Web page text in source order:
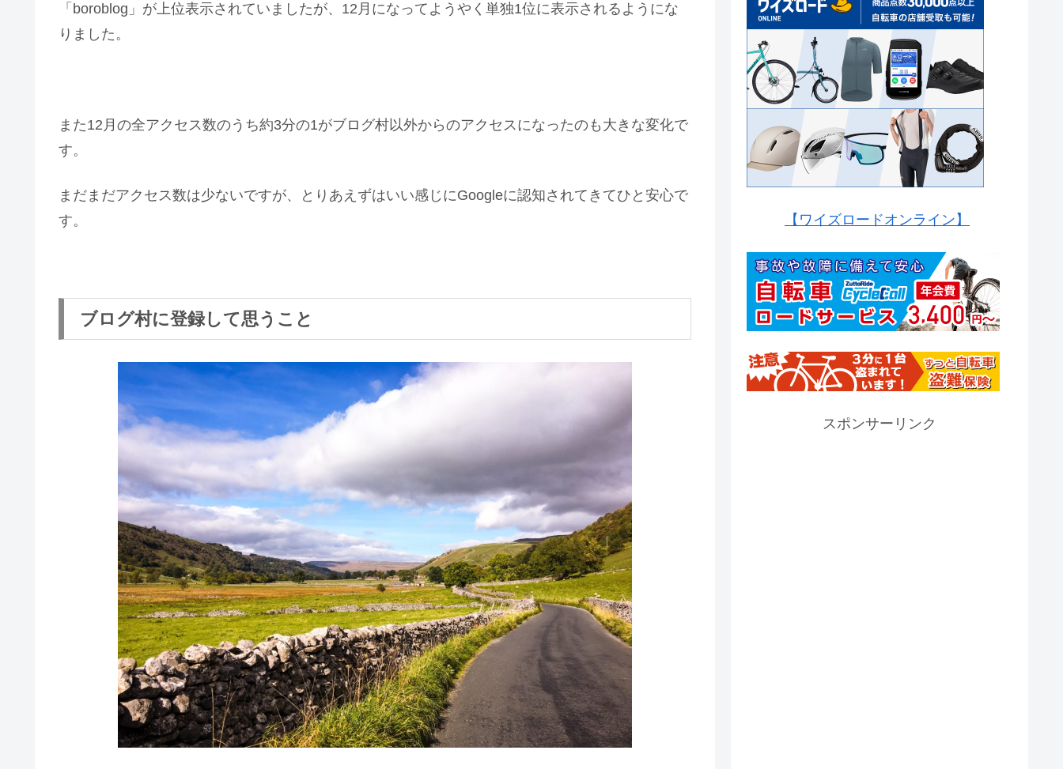
「boroblog」が上位表示されていましたが、12月になってようやく単独1位に表示されるようにな
りました。
また12月の全アクセス数のうち約3分の1がブログ村以外からのアクセスになったのも大きな変化で
す。
まだまだアクセス数は少ないですが、とりあえずはいい感じにGoogleに認知されてきてひと安心で
す。
ブログ村に登録して思うこと
【ワイズロードオンライン】
スポンサーリンク